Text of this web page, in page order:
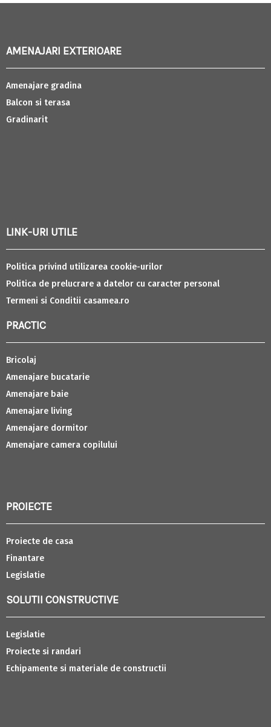
AMENAJARI EXTERIOARE
Amenajare gradina
Balcon si terasa
Gradinarit
LINK-URI UTILE
Politica privind utilizarea cookie-urilor
Politica de prelucrare a datelor cu caracter personal
Termeni si Conditii casamea.ro
PRACTIC
Bricolaj
Amenajare bucatarie
Amenajare baie
Amenajare living
Amenajare dormitor
Amenajare camera copilului
PROIECTE
Proiecte de casa
Finantare
Legislatie
SOLUTII CONSTRUCTIVE
Legislatie
Proiecte si randari
Echipamente si materiale de constructii